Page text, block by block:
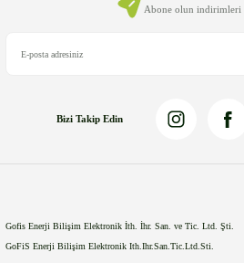
Ürün fiyatı diğer sitelerden daha pahalı.
Abone olun indirimleri
Bizi Takip Edin
Gofis Enerji Bilişim Elektronik İth. İhr. San. ve Tic. Ltd. Şti.
GoFiS Enerji Bilişim Elektronik Ith.Ihr.San.Tic.Ltd.Sti.